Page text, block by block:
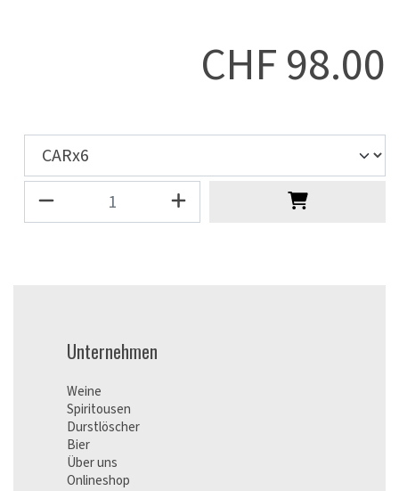
CHF98.00
Unternehmen
Weine
Spiritousen
Durstlöscher
Bier
Über uns
Onlineshop